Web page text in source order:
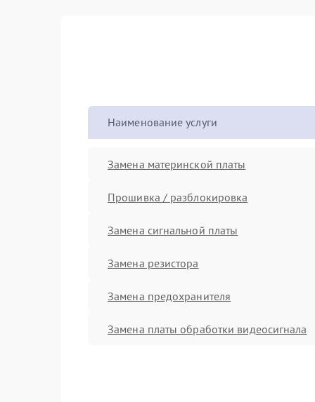
Наименование услуги
Замена материнской платы
Прошивка / разблокировка
Замена сигнальной платы
Замена резистора
Замена предохранителя
Замена платы обработки видеосигнала